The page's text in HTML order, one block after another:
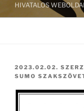
HIVATALOS
BEKÜLDVE:
2023.02.02.
SUMO